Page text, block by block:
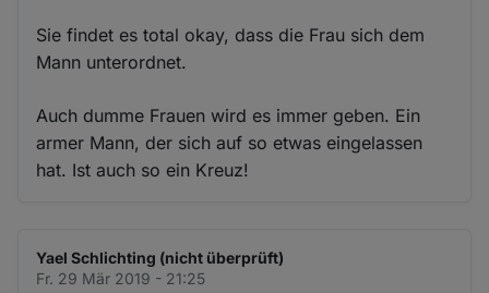
Sie findet es total okay, dass die Frau sich dem
Mann unterordnet.
Auch dumme Frauen wird es immer geben. Ein
armer Mann, der sich auf so etwas eingelassen
hat. Ist auch so ein Kreuz!
Yael Schlichting (nicht überprüft)
Fr. 29 Mär 2019 - 21:25